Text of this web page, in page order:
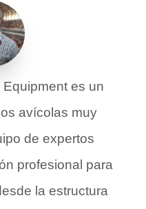
es un
avícolas muy
de expertos
profesional para
la estructura